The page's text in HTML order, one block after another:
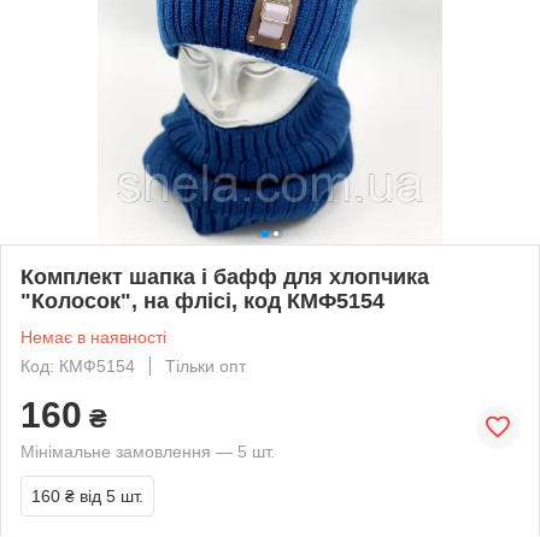
Комплект шапка і бафф для хлопчика
"Колосок", на флісі, код КМФ5154
Немає в наявності
Код: КМФ5154
Тільки опт
160 ₴
Мінімальне замовлення — 5 шт.
160 ₴ від 5 шт.